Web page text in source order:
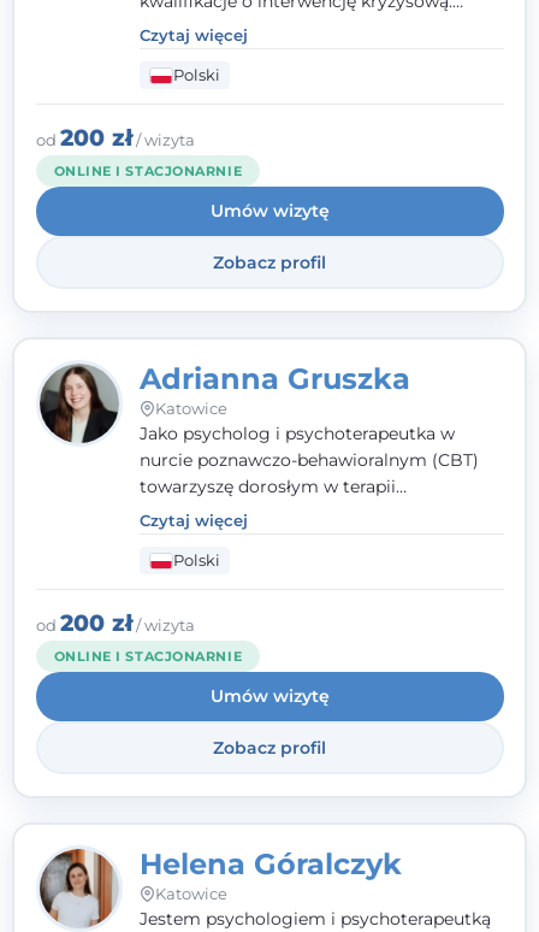
Pracuję w nurcie terapii trzeciej fali, łącząc
metody o potwierdzonej skuteczności.
Towarzyszę młodzieży, dorosłym i parom w
radzeniu sobie z bolesnymi
doświadczeniami tak, by mogli żyć pełniej.
Czytaj więcej
Polski
od 200 zł/ wizyta
ONLINE I STACJONARNIE
Umów wizytę
Zobacz profil
Adrianna Gruszka
Katowice
Jako psycholog i psychoterapeutka w
nurcie poznawczo-behawioralnym (CBT)
towarzyszę dorosłym w terapii
indywidualnej oraz nastolatkom od 15. roku
życia. Zależy mi, by naprawdę usłyszeć, z
czym do mnie przychodzisz, i dobrać
sposób pracy do Ciebie - bez gotowych
schematów i bez oceniania.
Czytaj więcej
Polski
od 200 zł/ wizyta
ONLINE I STACJONARNIE
Umów wizytę
Zobacz profil
Helena Góralczyk
Katowice
Jestem psychologiem i psychoterapeutką